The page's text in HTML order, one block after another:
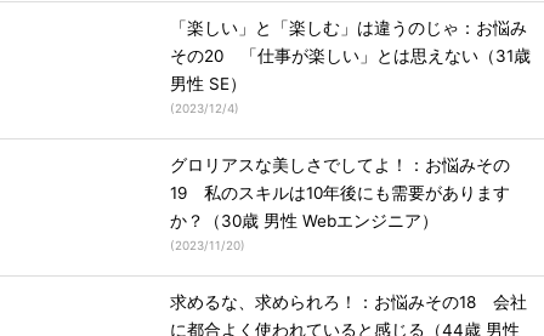
「楽しい」と「楽しむ」は違うのじゃ：お悩み
その20 「仕事が楽しい」とは思えない（31歳
男性 SE）
(2023/12/4)
グロリアスな美しさでしてよ！：お悩みその
19 私のスキルは10年後にも需要があります
か？（30歳 男性 Webエンジニア）
(2023/11/20)
求めるな、求められろ！：お悩みその18 会社
に都合よく使われていると感じる（44歳 男性